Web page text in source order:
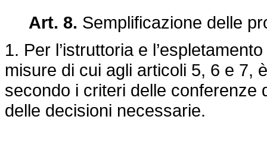
Art. 8. Semplificazione delle
1. Per l’istruttoria e
misure di cui agli articoli 5, 6 e 7,
secondo i criteri delle conferenze
delle decisioni necessarie.